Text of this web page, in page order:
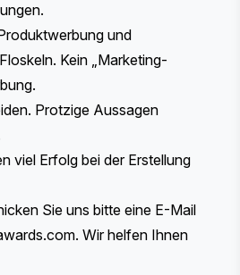
und
Kein „Marketing-
Protzige Aussagen
viel Erfolg bei der Erstellung
Sie uns bitte eine E-Mail
. Wir helfen Ihnen